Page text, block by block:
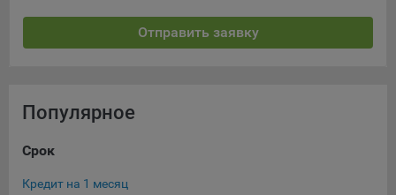
Отправить заявку
Популярное
Срок
Кредит на 1 месяц